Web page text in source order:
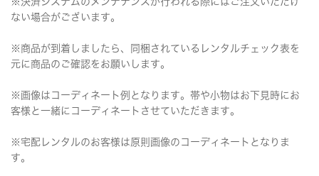
ない場合がございます。
※商品が到着しましたら、同梱されているレンタルチェック表を
元に商品のご確認をお願いします。
※画像はコーディネート例となります。帯や小物はお下見時にお
客様と一緒にコーディネートさせていただきます。
※宅配レンタルのお客様は原則画像のコーディネートとなりま
す。